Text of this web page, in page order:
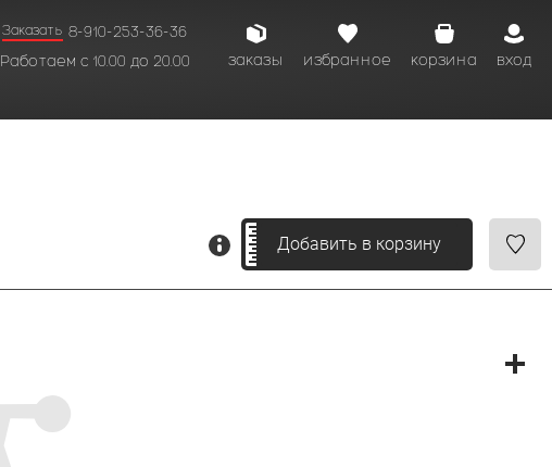
Заказать 8-910-253-36-36
Работаем с 10.00 до 20.00
вход
корзина
избранное
заказы
Добавить в корзину